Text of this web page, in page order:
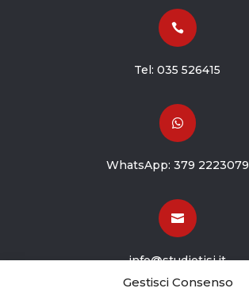
Gestisci Consenso

Tel:035 526415

WhatsApp: 379 2223079

info@studiotisi.it